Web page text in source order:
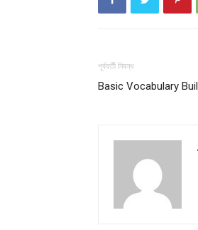
পূর্ববর্তী নিবন্ধ
Basic Vocabulary